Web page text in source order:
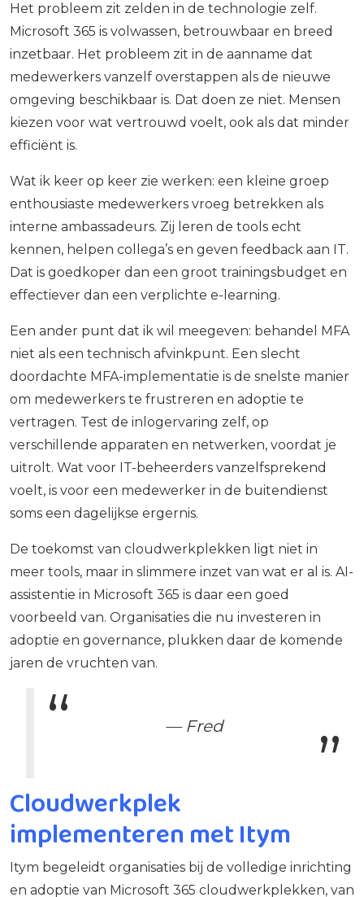
Het probleem zit zelden in de technologie zelf.
Microsoft 365 is volwassen, betrouwbaar en breed
inzetbaar. Het probleem zit in de aanname dat
medewerkers vanzelf overstappen als de nieuwe
omgeving beschikbaar is. Dat doen ze niet. Mensen
kiezen voor wat vertrouwd voelt, ook als dat minder
efficiënt is.
Wat ik keer op keer zie werken: een kleine groep
enthousiaste medewerkers vroeg betrekken als
interne ambassadeurs. Zij leren de tools echt
kennen, helpen collega’s en geven feedback aan IT.
Dat is goedkoper dan een groot trainingsbudget en
effectiever dan een verplichte e-learning.
Een ander punt dat ik wil meegeven: behandel MFA
niet als een technisch afvinkpunt. Een slecht
doordachte MFA-implementatie is de snelste manier
om medewerkers te frustreren en adoptie te
vertragen. Test de inlogervaring zelf, op
verschillende apparaten en netwerken, voordat je
uitrolt. Wat voor IT-beheerders vanzelfsprekend
voelt, is voor een medewerker in de buitendienst
soms een dagelijkse ergernis.
De toekomst van cloudwerkplekken ligt niet in
meer tools, maar in slimmere inzet van wat er al is. AI-
assistentie in Microsoft 365 is daar een goed
voorbeeld van. Organisaties die nu investeren in
adoptie en governance, plukken daar de komende
jaren de vruchten van.
— Fred
Cloudwerkplek
implementeren met Itym
Itym begeleidt organisaties bij de volledige inrichting
en adoptie van Microsoft 365 cloudwerkplekken, van